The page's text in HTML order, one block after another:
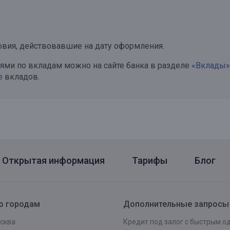
действовавшие на дату оформления.
по вкладам можно на сайте банка в разделе «Вклады»
вкладов.
Открытая информация Тарифы Блог
городам Дополнительные запросы
Кредит под залог с быстрым